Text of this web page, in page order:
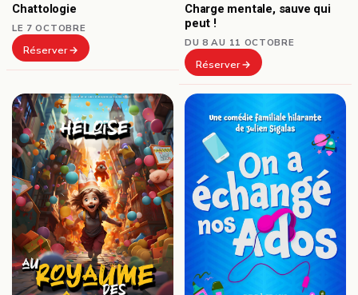
Chattologie
LE 7 OCTOBRE
Réserver
Charge mentale, sauve qui
peut !
DU 8 AU 11 OCTOBRE
Réserver